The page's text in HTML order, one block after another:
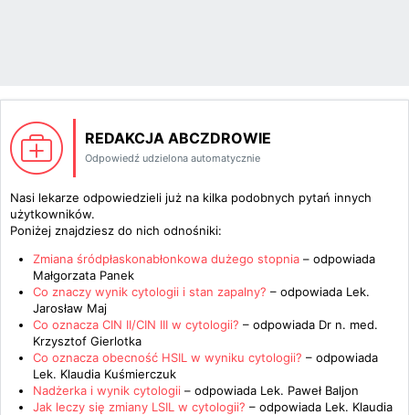
REDAKCJA ABCZDROWIE
Odpowiedź udzielona automatycznie
Nasi lekarze odpowiedzieli już na kilka podobnych pytań innych
użytkowników.
Poniżej znajdziesz do nich odnośniki:
Zmiana śródpłaskonabłonkowa dużego stopnia – odpowiada
Małgorzata Panek
Co znaczy wynik cytologii i stan zapalny? – odpowiada Lek.
Jarosław Maj
Co oznacza CIN II/CIN III w cytologii? – odpowiada Dr n. med.
Krzysztof Gierlotka
Co oznacza obecność HSIL w wyniku cytologii? – odpowiada
Lek. Klaudia Kuśmierczuk
Nadżerka i wynik cytologii – odpowiada Lek. Paweł Baljon
Jak leczy się zmiany LSIL w cytologii? – odpowiada Lek. Klaudia